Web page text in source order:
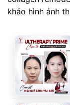
khảo hình ảnh